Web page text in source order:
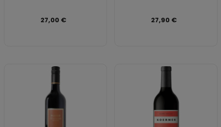
27,00 € 27,90 €